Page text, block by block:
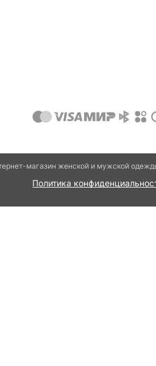
магазин женской и мужской
Политика